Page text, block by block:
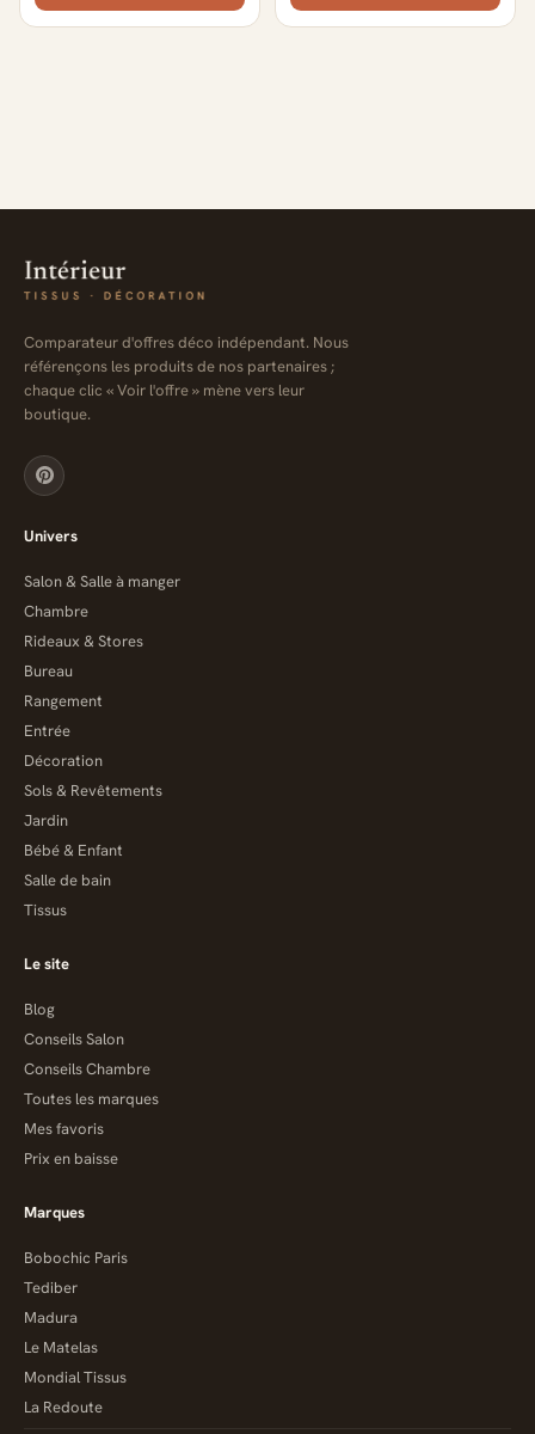
Comparateur d'offres déco indépendant. Nous
référençons les produits de nos partenaires ;
chaque clic « Voir l'offre » mène vers leur
boutique.
Univers
Salon & Salle à manger
Chambre
Rideaux & Stores
Bureau
Rangement
Entrée
Décoration
Sols & Revêtements
Jardin
Bébé & Enfant
Salle de bain
Tissus
Le site
Blog
Conseils Salon
Conseils Chambre
Toutes les marques
Mes favoris
Prix en baisse
Marques
Bobochic Paris
Tediber
Madura
Le Matelas
Mondial Tissus
La Redoute